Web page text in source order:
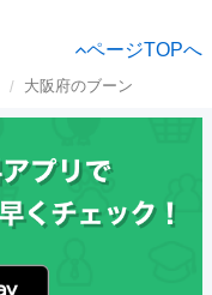
ページTOPへ
大阪府のブーン